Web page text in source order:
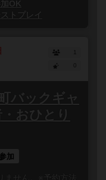
OK
トプレイ
1
バックギャ
おひとり
加
せん。※予約方法